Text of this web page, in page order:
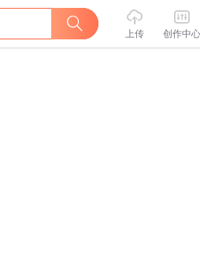
上传 创作中心